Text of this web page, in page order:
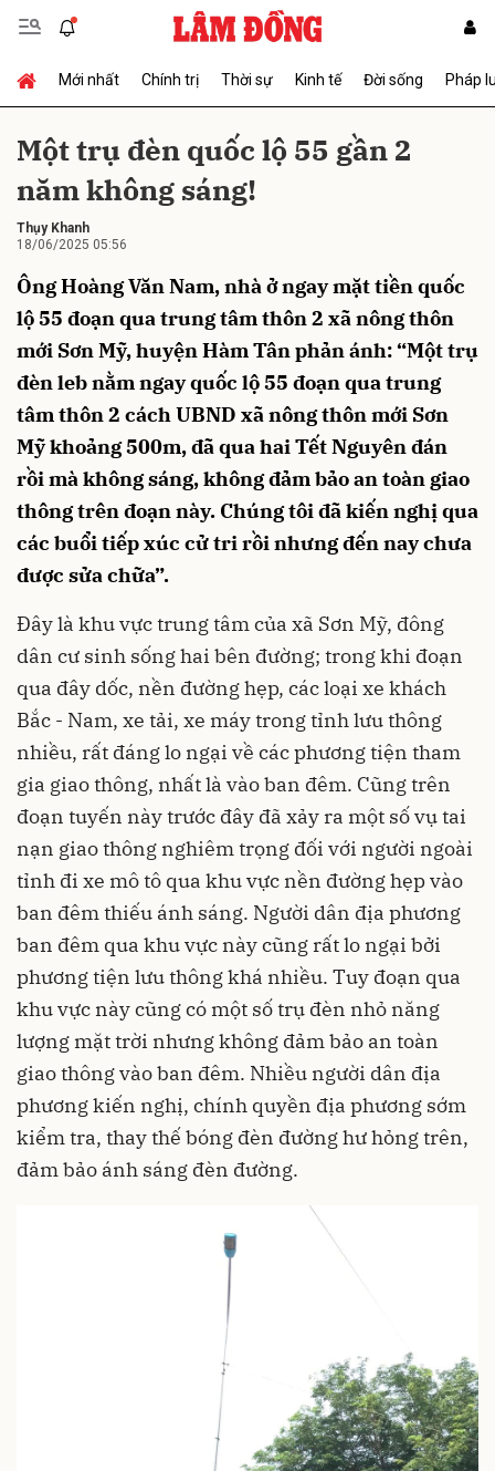
Mới nhất Chính trị Thời sự Kinh tế Đời sống Pháp
Một trụ đèn quốc lộ 55 gần 2
năm không sáng!
Thụy Khanh
18/06/2025 05:56
Ông Hoàng Văn Nam, nhà ở ngay mặt tiền quốc
lộ 55 đoạn qua trung tâm thôn 2 xã nông thôn
mới Sơn Mỹ, huyện Hàm Tân phản ánh: “Một trụ
đèn leb nằm ngay quốc lộ 55 đoạn qua trung
tâm thôn 2 cách UBND xã nông thôn mới Sơn
Mỹ khoảng 500m, đã qua hai Tết Nguyên đán
rồi mà không sáng, không đảm bảo an toàn giao
thông trên đoạn này. Chúng tôi đã kiến nghị qua
các buổi tiếp xúc cử tri rồi nhưng đến nay chưa
được sửa chữa”.
Đây là khu vực trung tâm của xã Sơn Mỹ, đông
dân cư sinh sống hai bên đường; trong khi đoạn
qua đây dốc, nền đường hẹp, các loại xe khách
Bắc - Nam, xe tải, xe máy trong tỉnh lưu thông
nhiều, rất đáng lo ngại về các phương tiện tham
gia giao thông, nhất là vào ban đêm. Cũng trên
đoạn tuyến này trước đây đã xảy ra một số vụ tai
nạn giao thông nghiêm trọng đối với người ngoài
tỉnh đi xe mô tô qua khu vực nền đường hẹp vào
ban đêm thiếu ánh sáng. Người dân địa phương
ban đêm qua khu vực này cũng rất lo ngại bởi
phương tiện lưu thông khá nhiều. Tuy đoạn qua
khu vực này cũng có một số trụ đèn nhỏ năng
lượng mặt trời nhưng không đảm bảo an toàn
giao thông vào ban đêm. Nhiều người dân địa
phương kiến nghị, chính quyền địa phương sớm
kiểm tra, thay thế bóng đèn đường hư hỏng trên,
đảm bảo ánh sáng đèn đường.
Gửi bình luận